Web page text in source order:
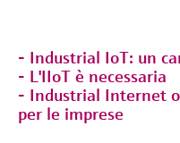
- Industrial IoT: un
- L'IIoT è necessaria
- Industrial Internet
per le imprese